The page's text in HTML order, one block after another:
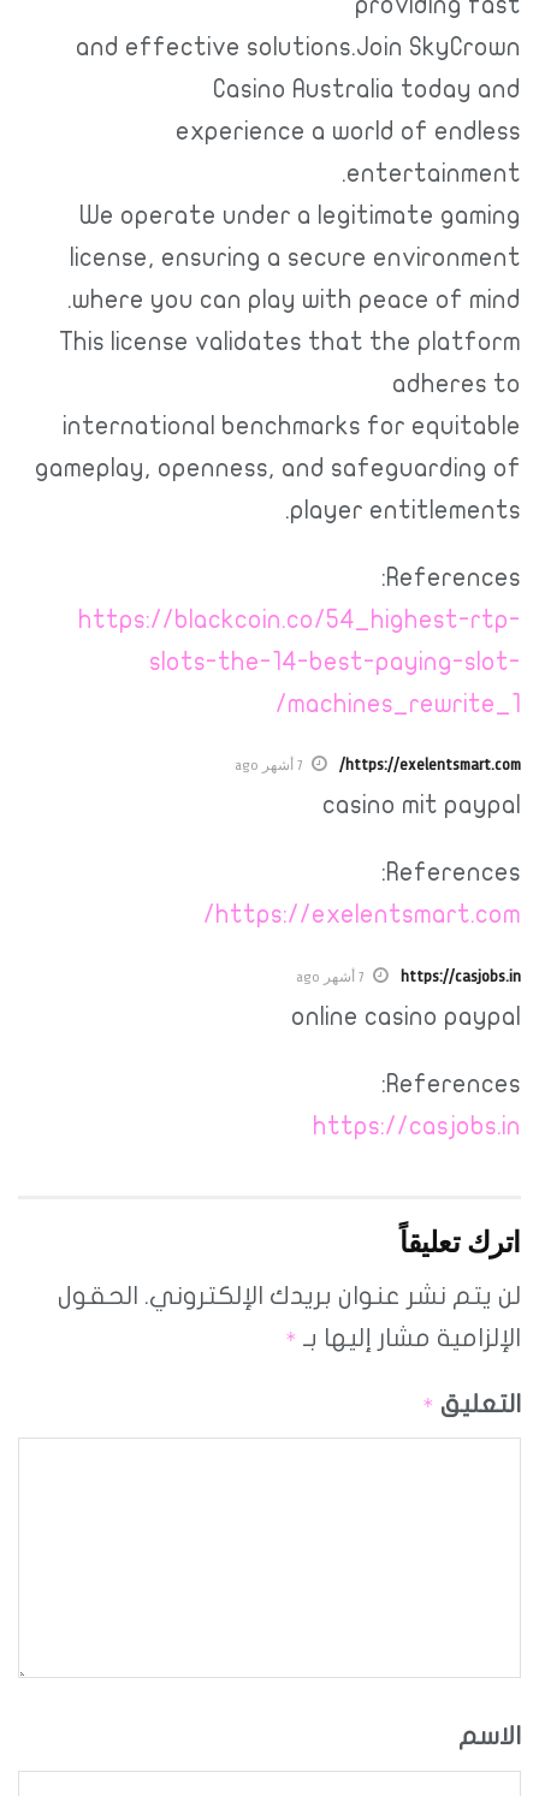
and effective solutions.Join SkyCrown
Casino Australia today and
experience a world of endless
entertainment.
We operate under a legitimate gaming
license, ensuring a secure environment
where you can play with peace of mind.
This license validates that the platform
adheres to
international benchmarks for equitable
gameplay, openness, and safeguarding of
player entitlements.
References:
https://blackcoin.co/54_highest-rtp-
slots-the-14-best-paying-slot-
machines_rewrite_1/
https://exelentsmart.com/ 7 أشهر ago
casino mit paypal
References:
https://exelentsmart.com/
https://casjobs.in 7 أشهر ago
online casino paypal
References:
https://casjobs.in
اترك تعليقاً
لن يتم نشر عنوان بريدك الإلكتروني. الحقول
الإلزامية مشار إليها بـ *
التعليق *
الاسم